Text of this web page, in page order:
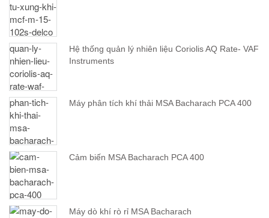
Hệ thống quản lý nhiên liệu Coriolis AQ Rate- VAF
Instruments
Máy phân tích khí thải MSA Bacharach PCA 400
Cảm biến MSA Bacharach PCA 400
Máy dò khí rò rỉ MSA Bacharach